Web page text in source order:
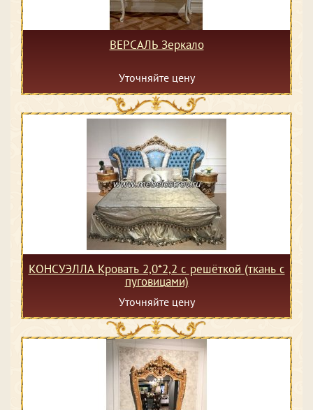
ВЕРСАЛЬ Зеркало
Уточняйте цену
КОНСУЭЛЛА Кровать 2,0*2,2 с решёткой (ткань с
пуговицами)
Уточняйте цену